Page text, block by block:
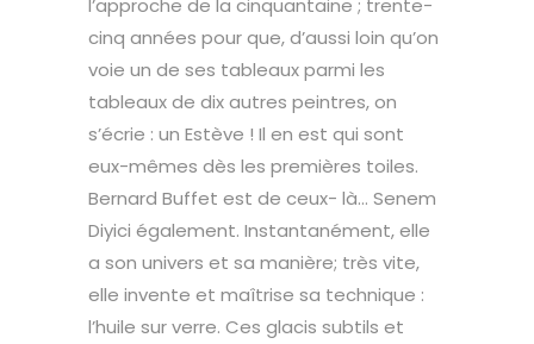
cinq années pour que, d’aussi loin qu’on
voie un de ses tableaux parmi les
tableaux de dix autres peintres, on
s’écrie : un Estève ! Il en est qui sont
eux-mêmes dès les premières toiles.
Bernard Buffet est de ceux- là… Senem
Diyici également. Instantanément, elle
a son univers et sa manière; très vite,
elle invente et maîtrise sa technique :
l’huile sur verre. Ces glacis subtils et